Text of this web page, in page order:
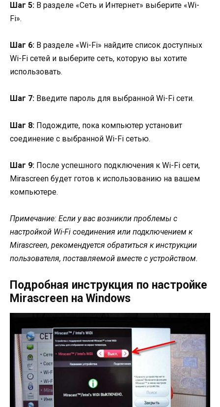
Шаг 5: В разделе «Сеть и Интернет» выберите «Wi-
Fi».
Шаг 6: В разделе «Wi-Fi» найдите список доступных
Wi-Fi сетей и выберите сеть, которую вы хотите
использовать.
Шаг 7: Введите пароль для выбранной Wi-Fi сети.
Шаг 8: Подождите, пока компьютер установит
соединение с выбранной Wi-Fi сетью.
Шаг 9: После успешного подключения к Wi-Fi сети,
Mirascreen будет готов к использованию на вашем
компьютере.
Примечание: Если у вас возникли проблемы с
настройкой Wi-Fi соединения или подключением к
Mirascreen, рекомендуется обратиться к инструкции
пользователя, поставляемой вместе с устройством.
Подробная инструкция по настройке
Mirascreen на Windows